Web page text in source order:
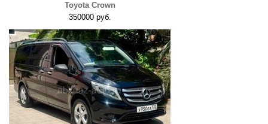
Toyota Crown
350000 руб.